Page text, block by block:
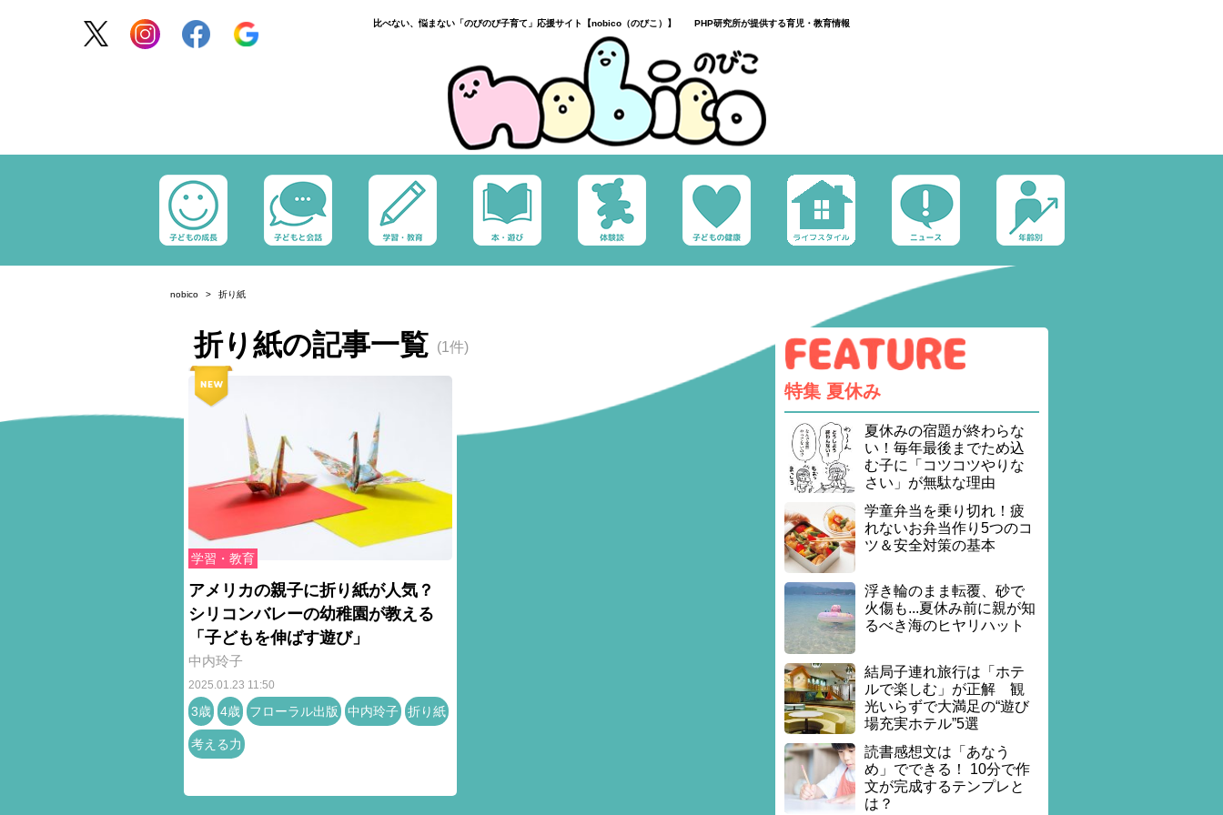
比べない、悩まない「のびのび子育て」応援サイト【nobico（のびこ）】 PHP研究所が提供する育児・教育情報
nobico 折り紙
折り紙の記事一覧 (1件)
学習・教育
アメリカの親子に折り紙が人気？
シリコンバレーの幼稚園が教える
「子どもを伸ばす遊び」
中内玲子
2025.01.23 11:50
3歳 4歳 フローラル出版 中内玲子 折り紙
考える力
特集 夏休み
夏休みの宿題が終わらな
い！毎年最後までため込
む子に「コツコツやりな
さい」が無駄な理由
学童弁当を乗り切れ！疲
れないお弁当作り5つのコ
ツ＆安全対策の基本
浮き輪のまま転覆、砂で
火傷も...夏休み前に親が知
るべき海のヒヤリハット
結局子連れ旅行は「ホテ
ルで楽しむ」が正解 観
光いらずで大満足の“遊び
場充実ホテル”5選
読書感想文は「あなう
め」でできる！ 10分で作
文が完成するテンプレと
は？